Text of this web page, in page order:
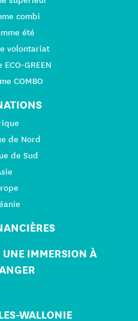
combi
été
volontariat
GREEN
COMBO
de Nord
de Sud
IMMERSION À
WALLONIE